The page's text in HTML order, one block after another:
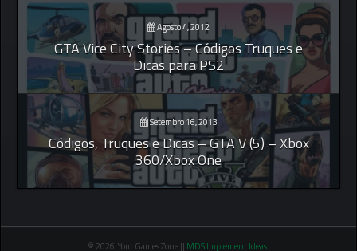
Agosto 4, 2012
GTA Vice City Stories – Códigos Truques e
Dicas para PS2
Setembro 16, 2013
Códigos, Truques e Dicas – GTA V (5) – Xbox
360/Xbox One
© 2026 Your Games Zone || MDS Implement Ideas